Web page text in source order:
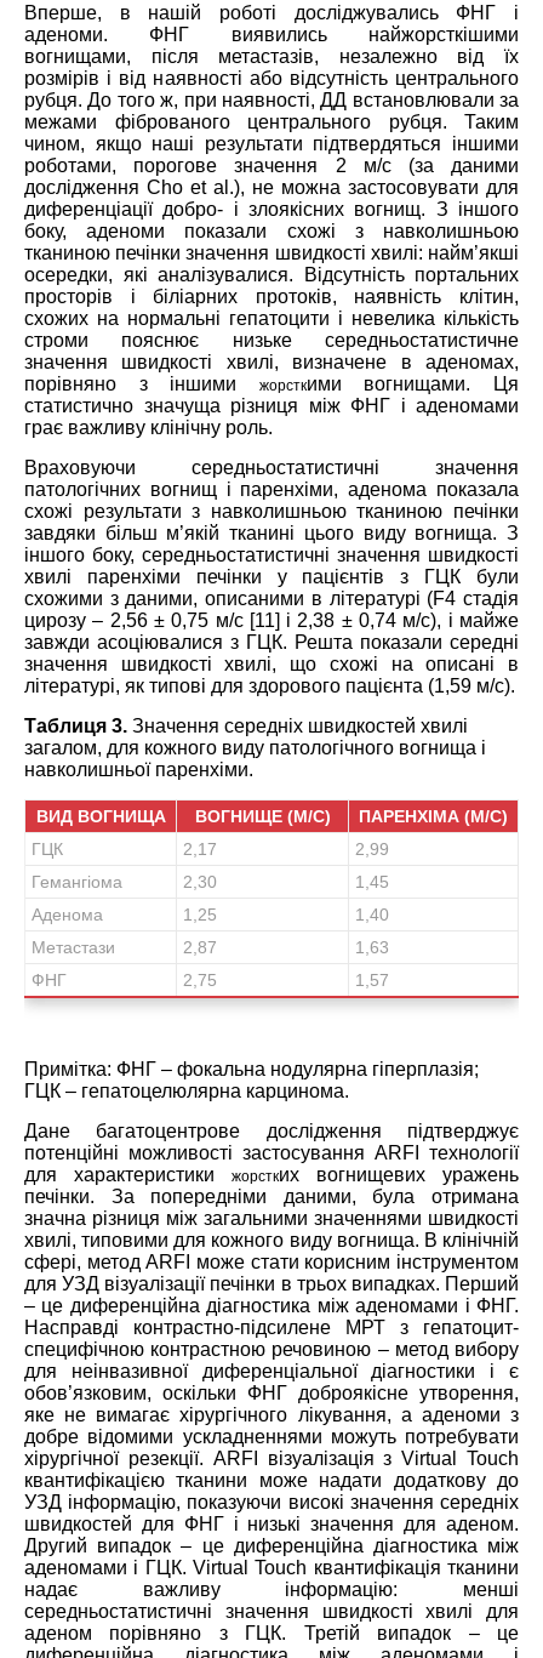
Вперше, в нашій роботі досліджувались ФНГ і
аденоми. ФНГ виявились найжорсткішими
вогнищами, після метастазів, незалежно від їх
розмірів і від наявності або відсутність центрального
рубця. До того ж, при наявності, ДД встановлювали за
межами фіброваного центрального рубця. Таким
чином, якщо наші результати підтвердяться іншими
роботами, порогове значення 2 м/с (за даними
дослідження Cho et al.), не можна застосовувати для
диференціації добро- і злоякісних вогнищ. З іншого
боку, аденоми показали схожі з навколишньою
тканиною печінки значення швидкості хвилі: найм’якші
осередки, які аналізувалися. Відсутність портальних
просторів і біліарних протоків, наявність клітин,
схожих на нормальні гепатоцити і невелика кількість
строми пояснює низьке середньостатистичне
значення швидкості хвилі, визначене в аденомах,
порівняно з іншими
жорсткими вогнищами. Ця
статистично значуща різниця між ФНГ і аденомами
грає важливу клінічну роль.
Враховуючи середньостатистичні значення
патологічних вогнищ і паренхіми, аденома показала
схожі результати з навколишньою тканиною печінки
завдяки більш м’якій тканині цього виду вогнища. З
іншого боку, середньостатистичні значення швидкості
хвилі паренхіми печінки у пацієнтів з ГЦК були
схожими з даними, описаними в літературі (F4 стадія
цирозу – 2,56 ± 0,75 м/с [11] і 2,38 ± 0,74 м/с), і майже
завжди асоціювалися з ГЦК. Решта показали середні
значення швидкості хвилі, що схожі на описані в
літературі, як типові для здорового пацієнта (1,59 м/с).
Таблиця 3. Значення середніх швидкостей хвилі
загалом, для кожного виду патологічного вогнища і
навколишньої паренхіми.
ВИД ВОГНИЩА ВОГНИЩЕ (М/С)
ПАРЕНХІМА (М/С)
ГЦК
2,17
2,99
Гемангіома
2,30
1,45
Аденома
1,25
1,40
Метастази
2,87
1,63
ФНГ
2,75 1,57
Примітка: ФНГ – фокальна нодулярна гіперплазія;
ГЦК – гепатоцелюлярна карцинома.
Дане багатоцентрове дослідження підтверджує
потенційні можливості застосування ARFI технології
для характеристики
жорстких вогнищевих уражень
печінки. За попередніми даними, була отримана
значна різниця між загальними значеннями швидкості
хвилі, типовими для кожного виду вогнища. В клінічній
сфері, метод ARFI може стати корисним інструментом
для УЗД візуалізації печінки в трьох випадках. Перший
– це диференційна діагностика між аденомами і ФНГ.
Насправді контрастно-підсилене МРТ з гепатоцит-
специфічною контрастною речовиною – метод вибору
для неінвазивної диференціальної діагностики і є
обов’язковим, оскільки ФНГ доброякісне утворення,
яке не вимагає хірургічного лікування, а аденоми з
добре відомими ускладненнями можуть потребувати
хірургічної резекції. ARFI візуалізація з Virtual Touch
квантифікацією тканини може надати додаткову до
УЗД інформацію, показуючи високі значення середніх
швидкостей для ФНГ і низькі значення для аденом.
Другий випадок – це диференційна діагностика між
аденомами і ГЦК. Virtual Touch квантифікація тканини
надає важливу інформацію: менші
середньостатистичні значення швидкості хвилі для
аденом порівняно з ГЦК. Третій випадок – це